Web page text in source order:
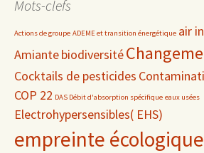
Mots-clefs
Actions de groupe ADEME et transition énergétique air
Amiantebiodiversité
Cocktails de pesticides
COP 22 DAS Débit d'absorption spécifique eaux usées
Electrohypersensibles( EHS)
empreinte écologique